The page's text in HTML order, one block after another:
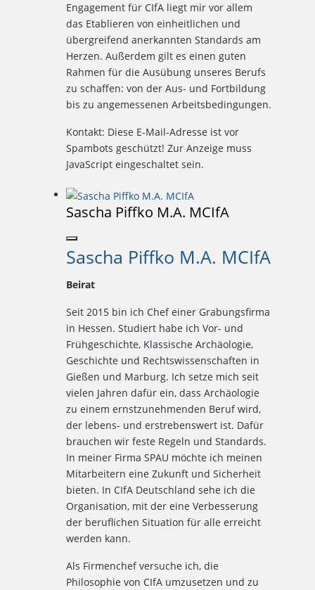
Engagement für CIfA liegt mir vor allem
das Etablieren von einheitlichen und
übergreifend anerkannten Standards am
Herzen. Außerdem gilt es einen guten
Rahmen für die Ausübung unseres Berufs
zu schaffen: von der Aus- und Fortbildung
bis zu angemessenen Arbeitsbedingungen.
Kontakt: Diese E-Mail-Adresse ist vor
Spambots geschützt! Zur Anzeige muss
JavaScript eingeschaltet sein.
Sascha Piffko M.A. MCIfA
Sascha Piffko M.A. MCIfA
Beirat
Seit 2015 bin ich Chef einer Grabungsfirma
in Hessen. Studiert habe ich Vor- und
Frühgeschichte, Klassische Archäologie,
Geschichte und Rechtswissenschaften in
Gießen und Marburg. Ich setze mich seit
vielen Jahren dafür ein, dass Archäologie
zu einem ernstzunehmenden Beruf wird,
der lebens- und erstrebenswert ist. Dafür
brauchen wir feste Regeln und Standards.
In meiner Firma SPAU möchte ich meinen
Mitarbeitern eine Zukunft und Sicherheit
bieten. In CIfA Deutschland sehe ich die
Organisation, mit der eine Verbesserung
der beruflichen Situation für alle erreicht
werden kann.
Als Firmenchef versuche ich, die
Philosophie von CIfA umzusetzen und zu